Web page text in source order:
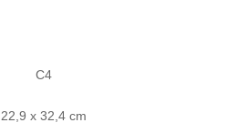
C4
22,9 x 32,4 cm